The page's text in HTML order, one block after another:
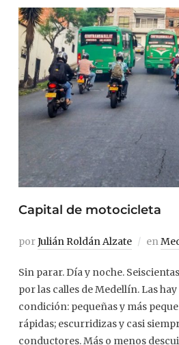
Capital de motocicleta
porJulián Roldán Alzate en
Sin parar. Día y noche.
por las calles de Medellín. Las
condición: pequeñas y más
rápidas; escurridizas y casi
conductores. Más o menos